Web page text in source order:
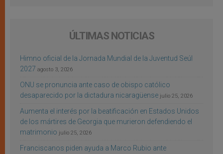
ÚLTIMAS NOTICIAS
Himno oficial de la Jornada Mundial de la Juventud Seúl
2027 agosto 3, 2026
ONU se pronuncia ante caso de obispo católico
desaparecido por la dictadura nicaragüense julio 25, 2026
Aumenta el interés por la beatificación en Estados Unidos
de los mártires de Georgia que murieron defendiendo el
matrimonio julio 25, 2026
Franciscanos piden ayuda a Marco Rubio ante